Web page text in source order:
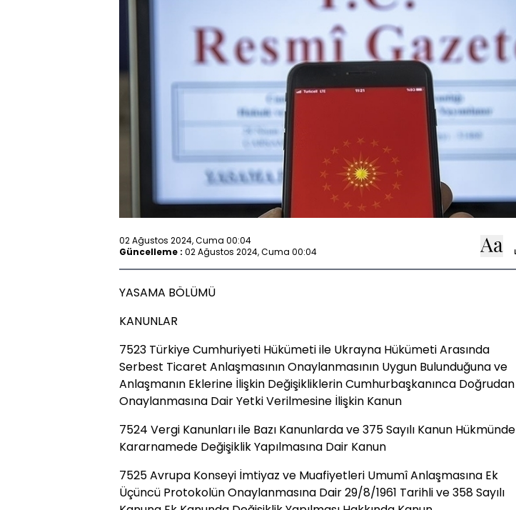
02 Ağustos 2024, Cuma 00:04
Güncelleme : 02 Ağustos 2024, Cuma 00:04
YASAMA BÖLÜMÜ
KANUNLAR
7523 Türkiye Cumhuriyeti Hükümeti ile Ukrayna Hükümeti Arasında
Serbest Ticaret Anlaşmasının Onaylanmasının Uygun Bulunduğuna ve
Anlaşmanın Eklerine İlişkin Değişikliklerin Cumhurbaşkanınca Doğrudan
Onaylanmasına Dair Yetki Verilmesine İlişkin Kanun
7524 Vergi Kanunları ile Bazı Kanunlarda ve 375 Sayılı Kanun Hükmünde
Kararnamede Değişiklik Yapılmasına Dair Kanun
7525 Avrupa Konseyi İmtiyaz ve Muafiyetleri Umumî Anlaşmasına Ek
Üçüncü Protokolün Onaylanmasına Dair 29/8/1961 Tarihli ve 358 Sayılı